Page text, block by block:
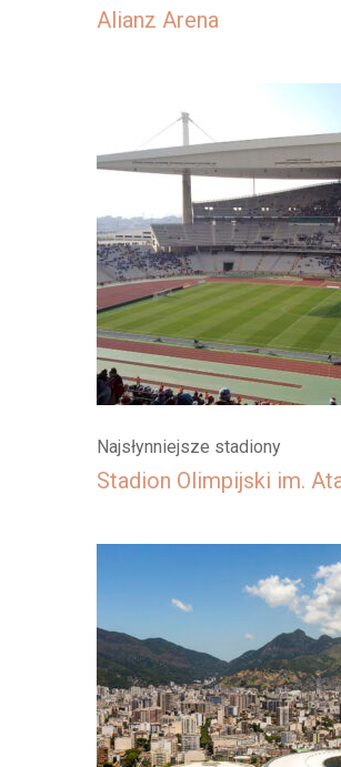
Alianz Arena
Najsłynniejsze stadiony
Stadion Olimpijski im.